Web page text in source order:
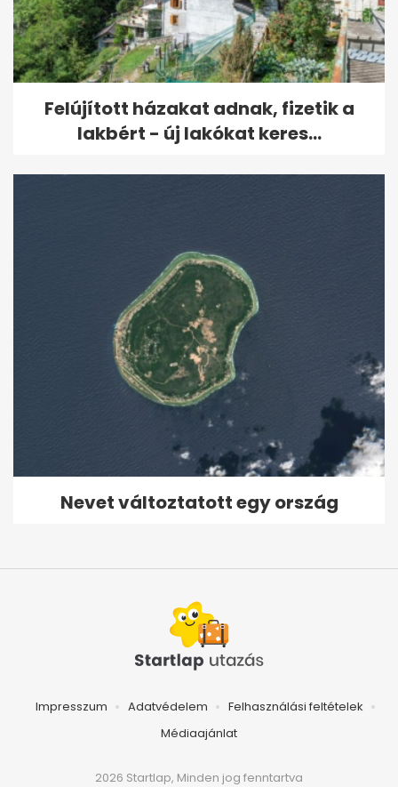
Felújított házakat adnak, fizetik a
lakbért - új lakókat keres...
Nevet változtatott egy ország
Impresszum Adatvédelem
Felhasználási feltételek
Médiaajánlat
2026 Startlap, Minden jog fenntartva